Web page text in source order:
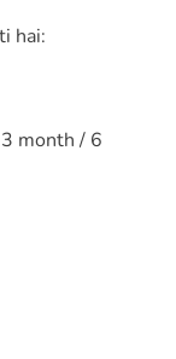
hai:
month / 6